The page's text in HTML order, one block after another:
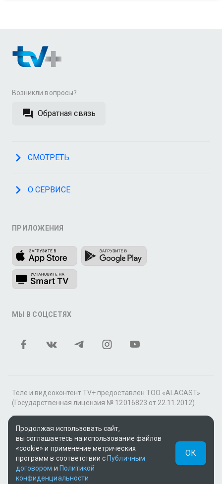
Возникли вопросы?
Обратная связь
СМОТРЕТЬ
О СЕРВИСЕ
ПРИЛОЖЕНИЯ
МЫ В СОЦСЕТЯХ
Теле и видеоконтент TV+ предоставлен ТОО «ALACAST»
(Государственная лицензия № 12016823 от 22.11.2012).
В рамках услуги «Видео по подписке» для «Пакета
фильмов и сериалов tv+» контент предоставляется
онлайн-кинотеатром MEGOGO.
Поддержка: tvplus@telecom.kz
v3.9.15 | SSR
UUID: a4bda216-d0b1-4222-bb36-d596d4a5f058
Продолжая использовать сайт,
вы соглашаетесь на использование файлов
«cookie» и применение метрических
программ в соответствии с Публичным
договором и Политикой
конфиденциальности
ОК